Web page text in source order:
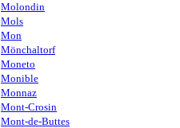
Molondin
Mols
Mon
Mönchaltorf
Moneto
Monible
Monnaz
Mont-Crosin
Mont-de-Buttes